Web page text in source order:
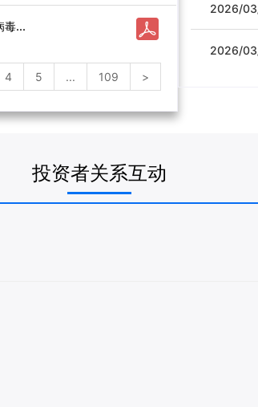
毒...
4 5 ... 109 >
2026/
2026/
投资者关系互动